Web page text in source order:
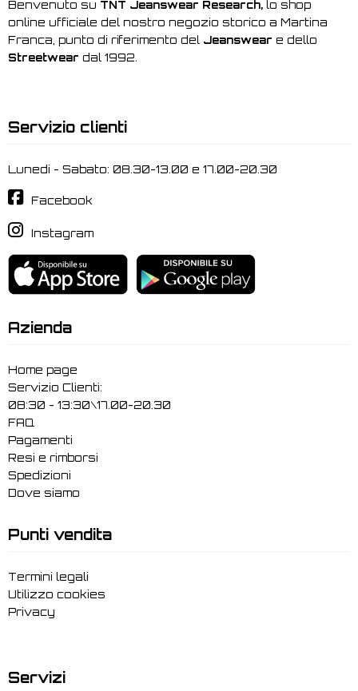
Benvenuto su TNT Jeanswear Research, lo shop
online ufficiale del nostro negozio storico a Martina
Franca, punto di riferimento del Jeanswear e dello
Streetwear dal 1992.
Servizio clienti
Lunedi - Sabato: 08.30-13.00 e 17.00-20.30
Facebook
Instagram
Azienda
Home page
Servizio Clienti:
08:30 - 13:30\17.00-20.30
FAQ
Pagamenti
Resi e rimborsi
Spedizioni
Dove siamo
Punti vendita
Termini legali
Utilizzo cookies
Privacy
Servizi